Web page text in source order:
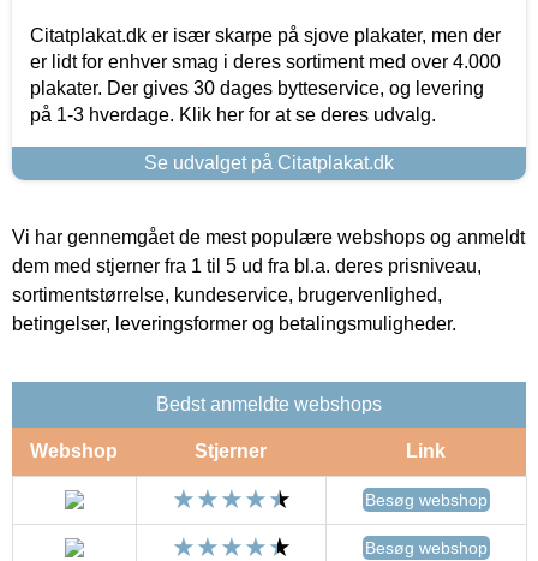
Citatplakat.dk er især skarpe på sjove plakater, men der
er lidt for enhver smag i deres sortiment med over 4.000
plakater. Der gives 30 dages bytteservice, og levering
på 1-3 hverdage. Klik her for at se deres udvalg.
Se udvalget på Citatplakat.dk
Vi har gennemgået de mest populære webshops og anmeldt
dem med stjerner fra 1 til 5 ud fra bl.a. deres prisniveau,
sortimentstørrelse, kundeservice, brugervenlighed,
betingelser, leveringsformer og betalingsmuligheder.
Bedst anmeldte webshops
Webshop Stjerner Link
Besøg webshop
Besøg webshop